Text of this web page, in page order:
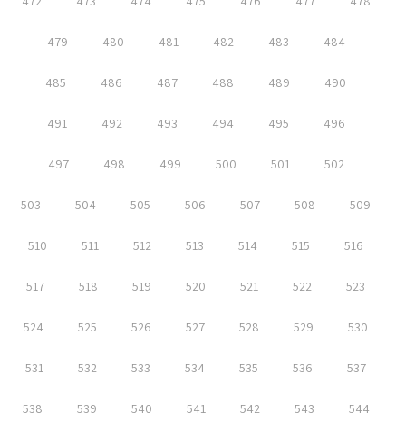
479 480 481 482 483 484
485 486 487 488 489 490
491 492 493 494 495 496
497 498 499 500 501 502
503 504 505 506 507 508 509
510 511 512 513 514 515 516
517 518 519 520 521 522 523
524 525 526 527 528 529 530
531 532 533 534 535 536 537
538 539 540 541 542 543 544